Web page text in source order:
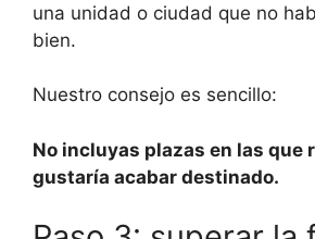
una unidad o ciudad que no
bien.
Nuestro consejo es sencillo:
No incluyas plazas en las que
gustaría acabar destinado.